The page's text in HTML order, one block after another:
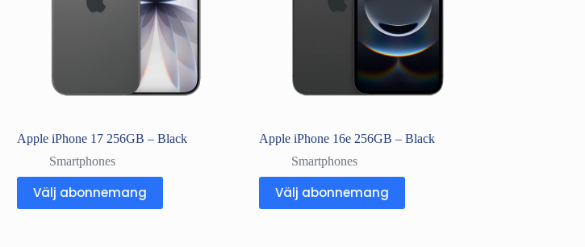
Apple iPhone 17 256GB – Black
Smartphones
Välj abonnemang
Apple iPhone 16e 256GB – Black
Smartphones
Välj abonnemang